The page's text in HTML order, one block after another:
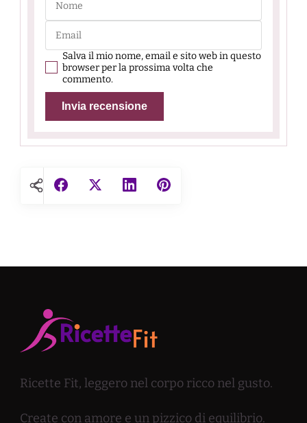
Salva il mio nome, email e sito web in questo
browser per la prossima volta che
commento.
Ricette Fit, leggero nel corpo ricco nel gusto.
Create con amore e un pizzico di equilibrio.